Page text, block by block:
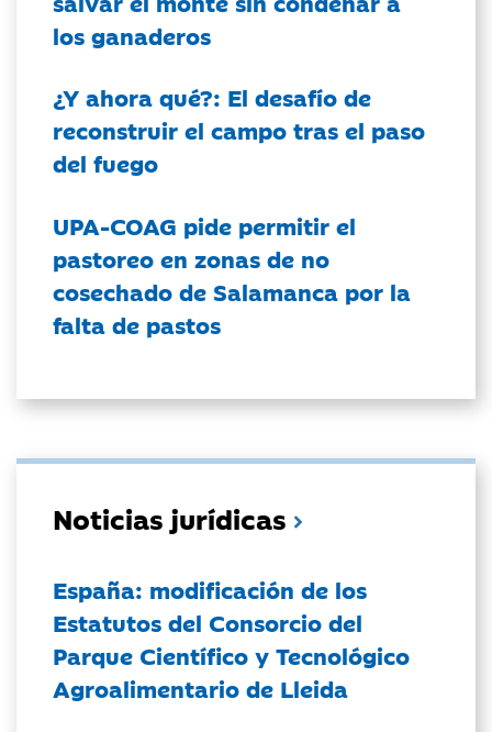
los ganaderos
¿Y ahora qué?: El desafío de
reconstruir el campo tras el paso
del fuego
UPA-COAG pide permitir el
pastoreo en zonas de no
cosechado de Salamanca por la
falta de pastos
Noticias jurídicas
España: modificación de los
Estatutos del Consorcio del
Parque Científico y Tecnológico
Agroalimentario de Lleida